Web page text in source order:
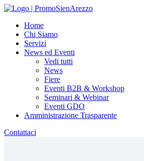
Home
Chi Siamo
Servizi
News ed Eventi
Vedi tutti
News
Fiere
Eventi B2B & Workshop
Seminari & Webinar
Eventi GDO
Amministrazione Trasparente
Contattaci